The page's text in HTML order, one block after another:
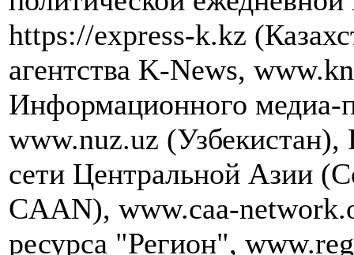
https://express-k.kz
агентства K-News,
Информационного медиа-
www.nuz.uz (Узбекистан),
сети Центральной Азии
CAAN), www.caa-
ресурса "Регион",